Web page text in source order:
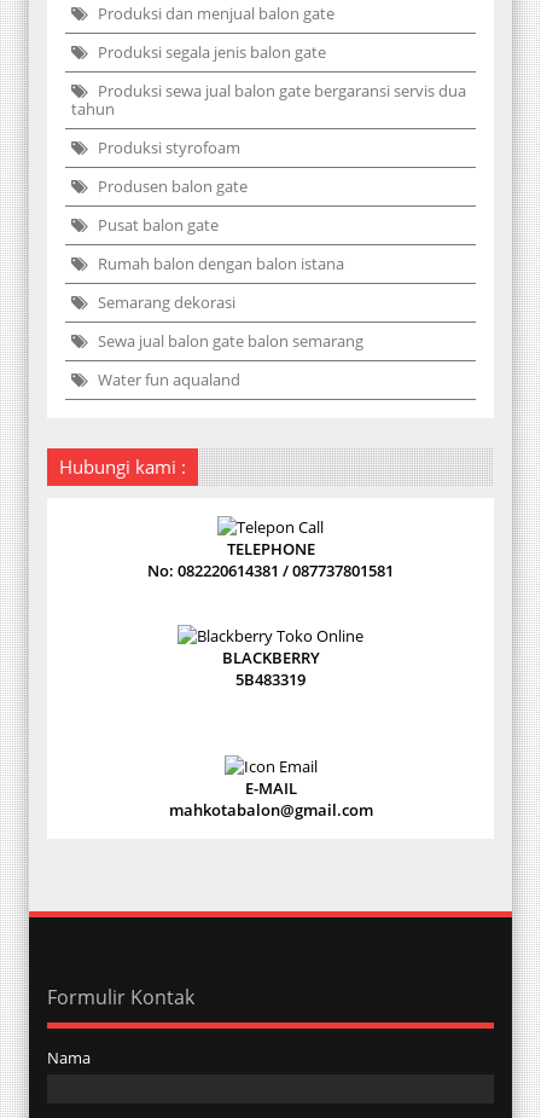
Produksi dan menjual balon gate
Produksi segala jenis balon gate
Produksi sewa jual balon gate bergaransi servis dua
tahun
Produksi styrofoam
Produsen balon gate
Pusat balon gate
Rumah balon dengan balon istana
Semarang dekorasi
Sewa jual balon gate balon semarang
Water fun aqualand
Hubungi kami :
TELEPHONE
No: 082220614381 / 087737801581
BLACKBERRY
5B483319
E-MAIL
mahkotabalon@gmail.com
Formulir Kontak
Nama